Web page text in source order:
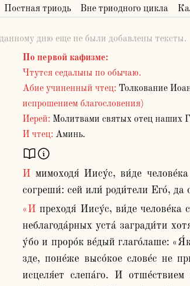
Постная триодь Вне триодного цикла
дню еще не были добавлены тексты.
По первой кафизме:
Чтутся седальны по обычаю.
Абие учиненный чтец: Толкование
испрошением благословения)
Иерей: Молитвами святых отец наших
И чтец: Аминь.
И мимоходя́ Иису́с, ви́де челове́ка сле́па от рожде́ния. И вопроси́ша Его́ ученицы́ Его́, глаго́люще: Учи́телю, кто
согреши́: сей или́ роди́тели Его́, да
«И преходя́ Иису́с, ви́де челове́ка сле́па от рожде́ния». Зело́ человеколюби́в Сый и о на́шем спасе́нии промышля́я, и
неблагода́рных уста́ загради́ти
у́бо и проро́к ве́дый глаго́лаше:
зде, поне́же высо́кое слове́с не
исцеля́ет слепа́го. И